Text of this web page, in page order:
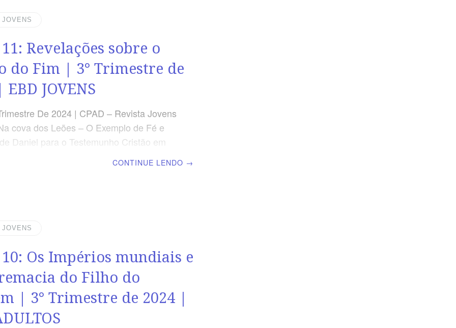
planos, mas os fiéis devem buscar
SEGUNDA – Jr 25.12-14
profetizados por
JOVENS
Revelações sobre o
do Fim | 3° Trimestre de
JOVENS
De 2024 | CPAD – Revista Jovens
cova dos Leões – O Exemplo de Fé e
Daniel para o Testemunho Cristão em
8.10) RESUMO DA LIÇÃO O
que Deus está no controle de todas as
CONTINUE LENDO →
JOVENS
Os Impérios mundiais e
do Filho do
| 3° Trimestre de 2024 |